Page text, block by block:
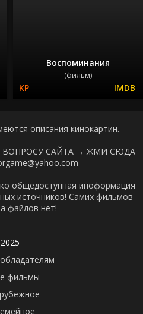
Воспоминания
(фильм)
описания кинокартин.
САЙТА → ЖМИ СЮДА
общедоступная иноформация
источников! Самих фильмов
файлов нет!
2025
фильмы